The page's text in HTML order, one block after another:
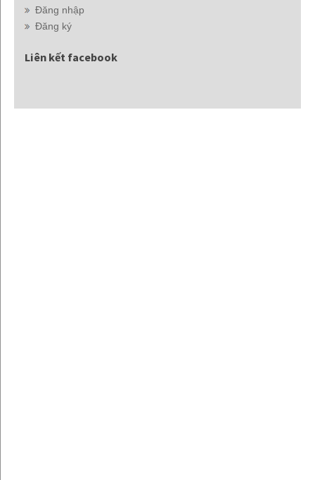
Đăng nhập
Đăng ký
Liên kết facebook